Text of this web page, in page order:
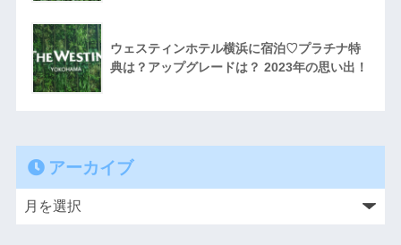
ウェスティンホテル横浜に宿泊♡プラチナ特
典は？アップグレードは？ 2023年の思い出！
アーカイブ